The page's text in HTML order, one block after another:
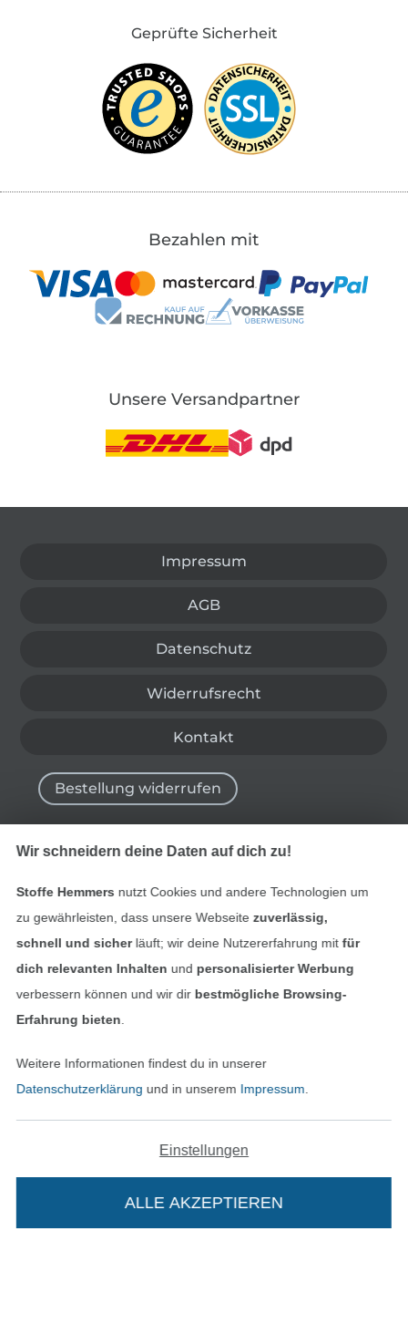
Geprüfte Sicherheit
Bezahlen mit
Unsere Versandpartner
Impressum
AGB
Datenschutz
Widerrufsrecht
Kontakt
Die durchgestrichenen Preise entsprechen dem
Bestellung widerrufen
Deutsch
Wir schneidern deine Daten auf dich zu!
Stoffe Hemmers nutzt Cookies und andere Technologien um
zu gewährleisten, dass unsere Webseite zuverlässig,
schnell und sicherläuft; wir deine Nutzererfahrung mitfür
dich relevanten Inhalten und personalisierter Werbung
verbessern können und wir dir bestmögliche Browsing-
Erfahrung bieten
Weitere Informationen findest du in unserer
Datenschutzerklärung und in unserem Impressum
Einstellungen
ALLE AKZEPTIEREN